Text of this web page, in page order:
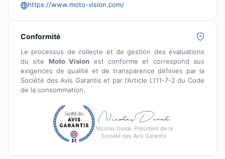
https://www.moto-vision.com/
Conformité
Le processus de collecte et de gestion des évaluations
du site Moto Vision est conforme et correspond aux
exigences de qualité et de transparence définies par la
Société des Avis Garantis et par l'Article L111-7-2 du Code
de la consommation.
Nicolas Duval, Président de la
Société des Avis Garantis